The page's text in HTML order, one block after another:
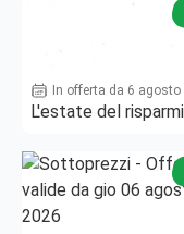
In offerta da 6 agosto
L'estate del